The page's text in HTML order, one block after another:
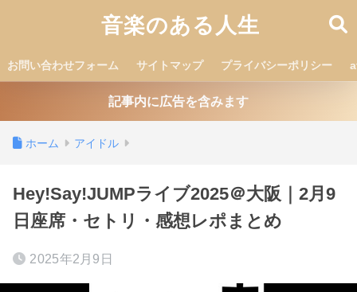
音楽のある人生
お問い合わせフォーム サイトマップ プライバシーポリシー
記事内に広告を含みます
ホーム アイドル
Hey!Say!JUMPライブ2025＠大阪｜2月9
日座席・セトリ・感想レポまとめ
2025年2月9日